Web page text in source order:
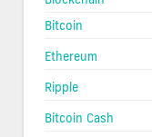
Bitcoin
Ethereum
Ripple
Bitcoin Cash